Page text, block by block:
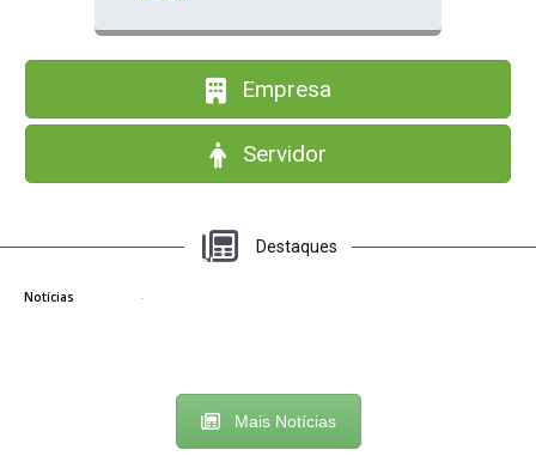
Empresa
Servidor
Destaques
Política Nacional Aldir Blanc
Notícias -
Mais Notícias